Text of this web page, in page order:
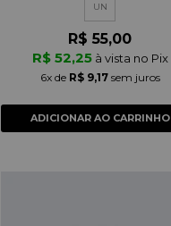
UN
R$ 55,00
R$ 52,25 à vista no Pix
6xde R$ 9,17sem juros
ADICIONAR AO CARRINHO